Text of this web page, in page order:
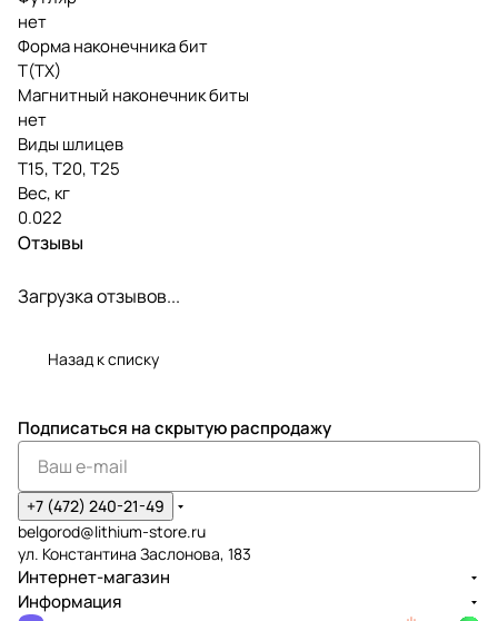
нет
Форма наконечника бит
T(TX)
Магнитный наконечник биты
нет
Виды шлицев
Т15, Т20, Т25
Вес, кг
0.022
Отзывы
Загрузка отзывов...
Назад к списку
Подписаться на скрытую распродажу
+7 (472) 240-21-49
belgorod@lithium-store.ru
ул. Константина Заслонова, 183
Интернет-магазин
Информация